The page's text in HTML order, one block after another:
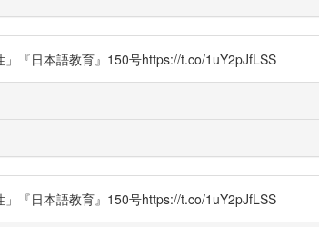
『日本語教育』150号https://t.co/1uY2pJfLSS
『日本語教育』150号https://t.co/1uY2pJfLSS